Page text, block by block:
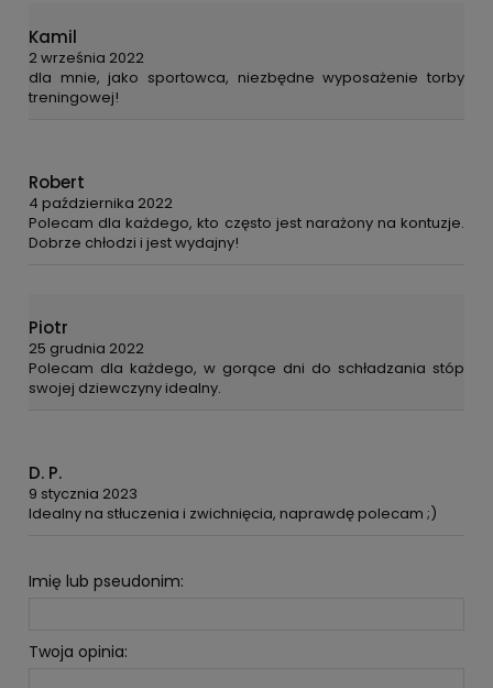
Kamil
2 września 2022
dla mnie, jako sportowca, niezbędne wyposażenie torby
treningowej!
Robert
4 października 2022
Polecam dla każdego, kto często jest narażony na kontuzje.
Dobrze chłodzi i jest wydajny!
Piotr
25 grudnia 2022
Polecam dla każdego, w gorące dni do schładzania stóp
swojej dziewczyny idealny.
D. P.
9 stycznia 2023
Idealny na stłuczenia i zwichnięcia, naprawdę polecam ;)
Imię lub pseudonim:
Twoja opinia: